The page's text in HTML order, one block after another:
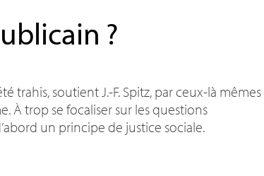
?
trahis, soutient J.-F. Spitz, par ceux-là mêmes
À trop se focaliser sur les questions
un principe de justice sociale.